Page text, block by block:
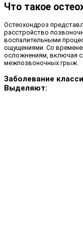
Что такое
Остеохондроз
расстройство
воспалительными
ощущениями. Со
осложнениям, включая
межпозвоночных грыж.
Заболевание
Выделяют: